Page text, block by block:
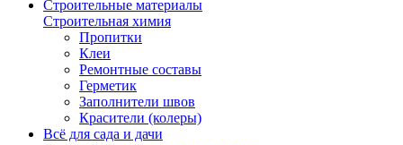
Строительные материалы
Строительная химия
Пропитки
Клеи
Ремонтные составы
Герметик
Заполнители швов
Красители (колеры)
Всё для сада и дачи